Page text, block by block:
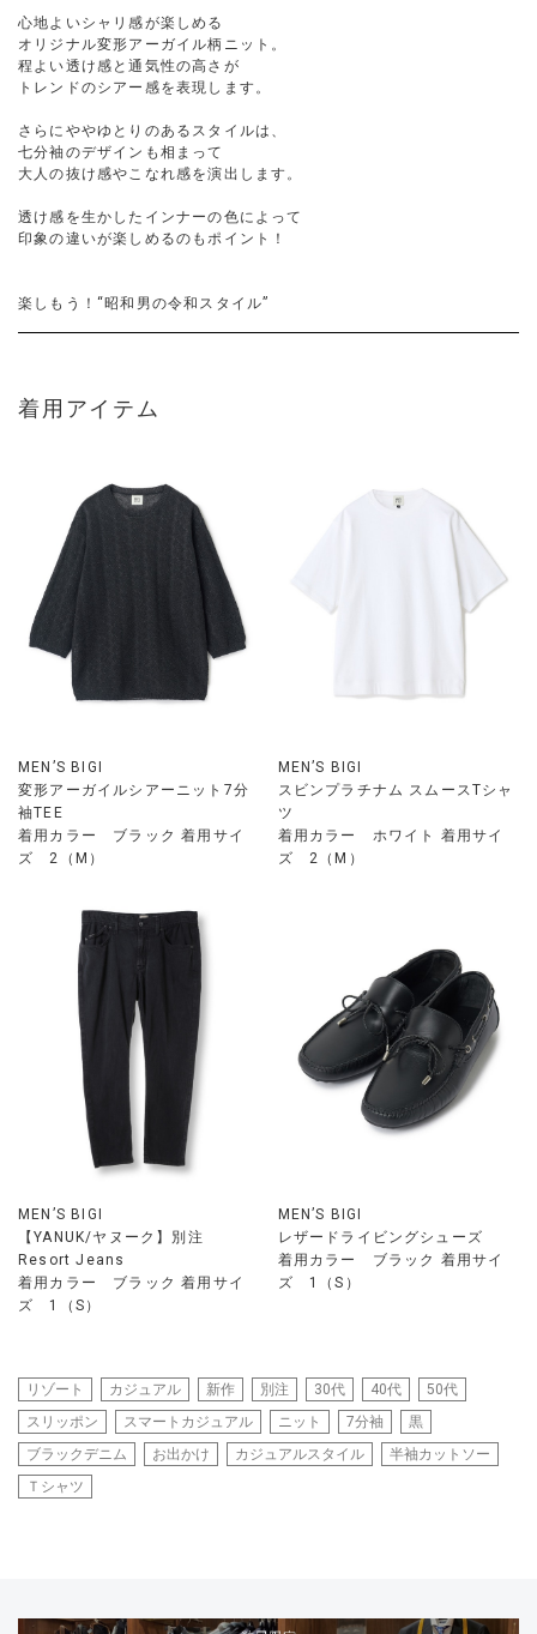
心地よいシャリ感が楽しめる
オリジナル変形アーガイル柄ニット。
程よい透け感と通気性の高さが
トレンドのシアー感を表現します。
さらにややゆとりのあるスタイルは、
七分袖のデザインも相まって
大人の抜け感やこなれ感を演出します。
透け感を生かしたインナーの色によって
印象の違いが楽しめるのもポイント！
楽しもう！“昭和男の令和スタイル”
着用アイテム
MEN’S BIGI
変形アーガイルシアーニット7分
袖TEE
着用カラー ブラック 着用サイ
ズ 2（M）
MEN’S BIGI
スビンプラチナム スムースTシャ
ツ
着用カラー ホワイト 着用サイ
ズ 2（M）
MEN’S BIGI
【YANUK/ヤヌーク】別注
Resort Jeans
着用カラー ブラック 着用サイ
ズ 1（S）
MEN’S BIGI
レザードライビングシューズ
着用カラー ブラック 着用サイ
ズ 1（S）
リゾート カジュアル 新作 別注 30代 40代
50代
スリッポン
スマートカジュアル ニット 7分袖
黒
ブラックデニム
お出かけ カジュアルスタイル
半袖カットソー
Ｔシャツ